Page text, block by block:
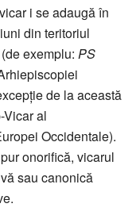
i se adaugă în
din teritoriul
exemplu: PS
de la această
Vicar al
Occidentale).
onorifică, vicarul
sau canonică